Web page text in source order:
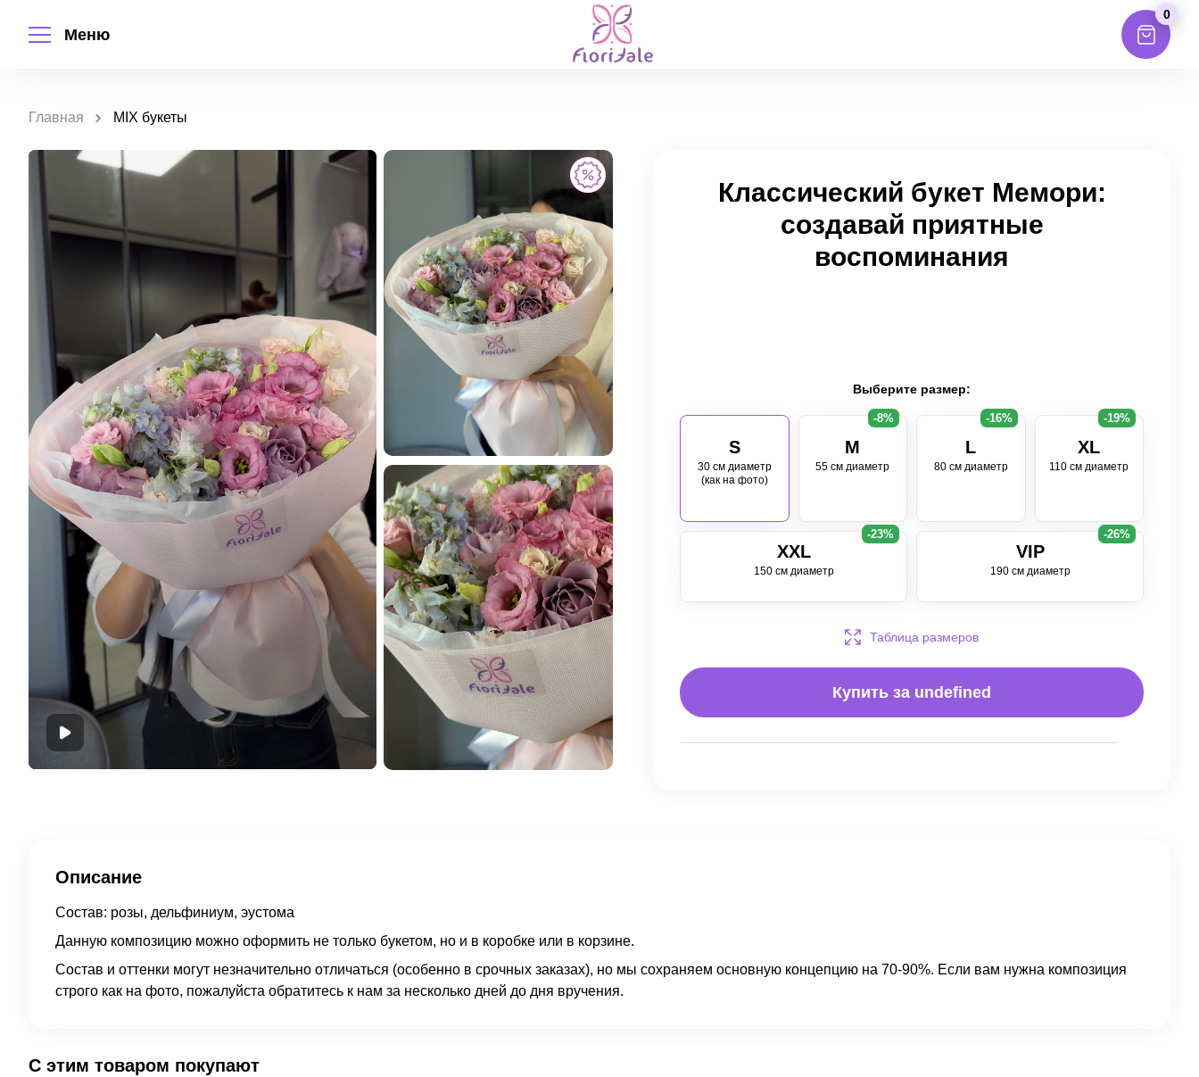
Меню
0
Главная MIX букеты
Классический букет Мемори:
создавай приятные
воспоминания
Выберите размер:
S
30 см диаметр
(как на фото)
M
55 см диаметр
-8%
L
80 см диаметр
-16%
XL
110 см диаметр
-19%
XXL
150 см диаметр
-23%
VIP
190 см диаметр
-26%
Таблица размеров
Купить за undefined
Описание
Состав: розы, дельфиниум, эустома
Данную композицию можно оформить не только букетом, но и в коробке или в корзине.
Состав и оттенки могут незначительно отличаться (особенно в срочных заказах), но мы сохраняем основную концепцию на 70-90%. Если вам нужна композиция
строго как на фото, пожалуйста обратитесь к нам за несколько дней до дня вручения.
С этим товаром покупают